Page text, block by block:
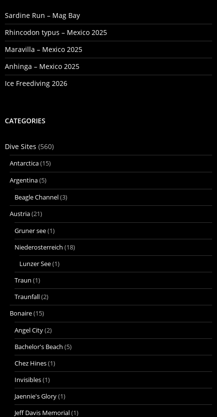
Sardine Run – Mag Bay
Rhincodon typus – Mexico 2025
Maravilla – Mexico 2025
Anhinga – Mexico 2025
Ice Freediving 2026
CATEGORIES
Dive Sites (560)
Antarctica(15)
Argentina(5)
Beagle Channel(3)
Austria(21)
Gruner see(1)
Niederosterreich (18)
Lunzer See(1)
Traun (1)
Traunfall(2)
Bonaire(15)
Angel City(2)
Bachelor's Beach (5)
Chez Hines(1)
Invisibles(1)
Jaennie's Glory(1)
Jeff Davis Memorial(1)